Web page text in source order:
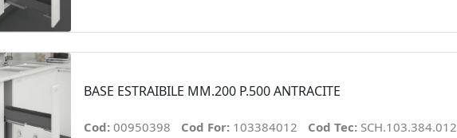
BASE ESTRAIBILE MM.200 P.500 ANTRACITE
Cod: 00950398 Cod For: 103384012 Cod Tec: SCH.103.384.012